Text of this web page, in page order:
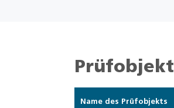
Prüfobjekt
Name des Prüfobjekts